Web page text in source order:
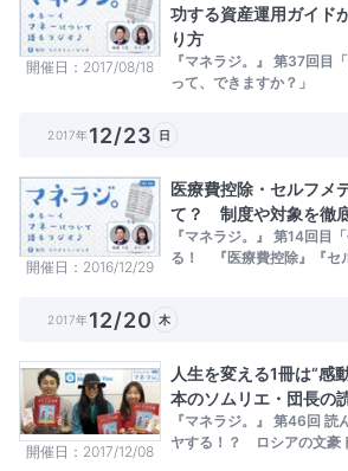
開催日 2017/08/18
功する資産運用ガイド
り方
『マネラジ。』 第37回目
って、できますか？」
2017年12/23 日
開催日 2016/12/29
医療費控除・セルフメ
て？ 制度や対象を徹
『マネラジ。』 第14回目
る！ 『医療費控除』『セ
2017年12/20 木
開催日 2017/12/08
人生を変える1冊は“感
本のソムリエ・団長の
『マネラジ。』 第46回 読
ヤする！？ ロシアの文豪